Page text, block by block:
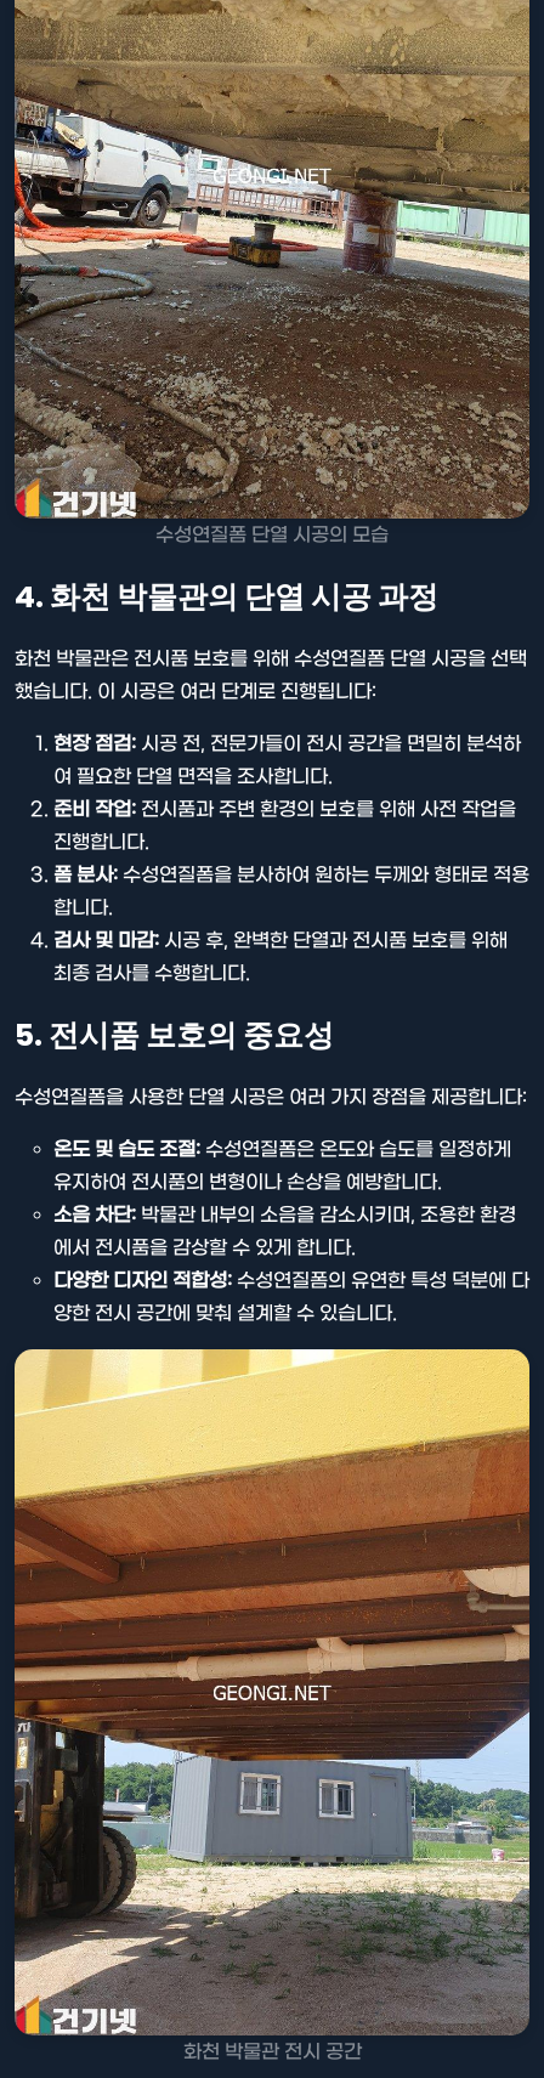
수성연질폼 단열 시공의 모습
4. 화천 박물관의 단열 시공 과정
화천 박물관은 전시품 보호를 위해 수성연질폼 단열 시공을 선택
했습니다. 이 시공은 여러 단계로 진행됩니다:
현장 점검: 시공 전, 전문가들이 전시 공간을 면밀히 분석하
여 필요한 단열 면적을 조사합니다.
준비 작업: 전시품과 주변 환경의 보호를 위해 사전 작업을
진행합니다.
폼 분사: 수성연질폼을 분사하여 원하는 두께와 형태로 적용
합니다.
검사 및 마감: 시공 후, 완벽한 단열과 전시품 보호를 위해
최종 검사를 수행합니다.
5. 전시품 보호의 중요성
수성연질폼을 사용한 단열 시공은 여러 가지 장점을 제공합니다:
온도 및 습도 조절: 수성연질폼은 온도와 습도를 일정하게
유지하여 전시품의 변형이나 손상을 예방합니다.
소음 차단: 박물관 내부의 소음을 감소시키며, 조용한 환경
에서 전시품을 감상할 수 있게 합니다.
다양한 디자인 적합성: 수성연질폼의 유연한 특성 덕분에 다
양한 전시 공간에 맞춰 설계할 수 있습니다.
화천 박물관 전시 공간